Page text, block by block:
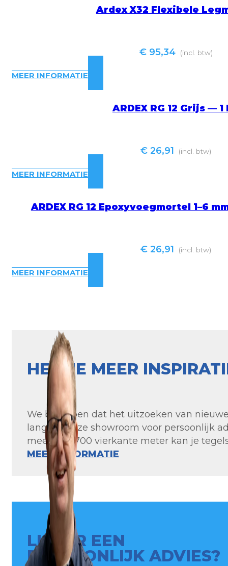
Ardex X32 Flexibele
€95,34 (incl. btw)
MEER INFORMATIE
ARDEX RG 12 Grijs — 1
€ 26,91 (incl. btw)
MEER INFORMATIE
ARDEX RG 12 Epoxyvoegmortel 1–6
€ 26,91 (incl. btw)
MEER INFORMATIE
HEB JE MEER
We begrijpen dat het uitzoeken van
langs in onze showroom voor persoonlijk
meer dan 700 vierkante meter kan je
MEER INFORMATIE
LIEVER EEN
PERSOONLIJK ADVIES?